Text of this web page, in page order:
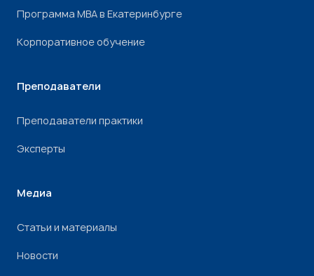
Программа МВА в Екатеринбурге
Корпоративное обучение
Преподаватели
Преподаватели практики
Эксперты
Медиа
Статьи и материалы
Новости